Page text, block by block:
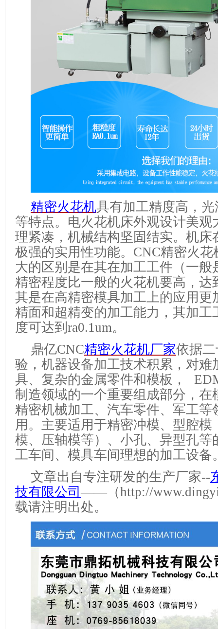
精密火花机具有加工精度高，
等特点。电火花机床外观设计美观
理紧凑，机械结构坚固结实。机床
极强的实用性功能。 CNC精密火
大的区别是在其在加工工件（一般
精密程度比一般的火花机要高，达
其是在高精密模具加工上的应用更
精面和超精变的加工能力，其加工
度可达到ra0.1um。
鼎亿CNC精密火花机厂家依据
验，机器设备加工技术积累，对难
具、复杂的金属零件和模板，
制造领域的一个重要组成部分，在
精密机械加工、汽车零件、军工等
用。主要适用于精密冲模、型腔模
模、压轴模等）、小孔、异型孔等
工车间、模具车间理想的加工设备
文章出自专注研发的生产厂家--
技有限公司——（http://
载请注明出处。